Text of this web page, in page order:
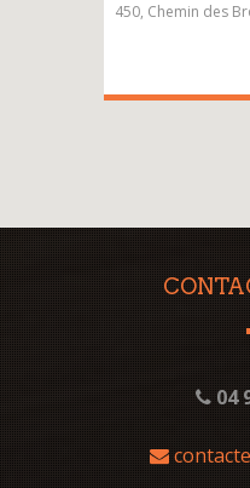
450, Chemin des
04